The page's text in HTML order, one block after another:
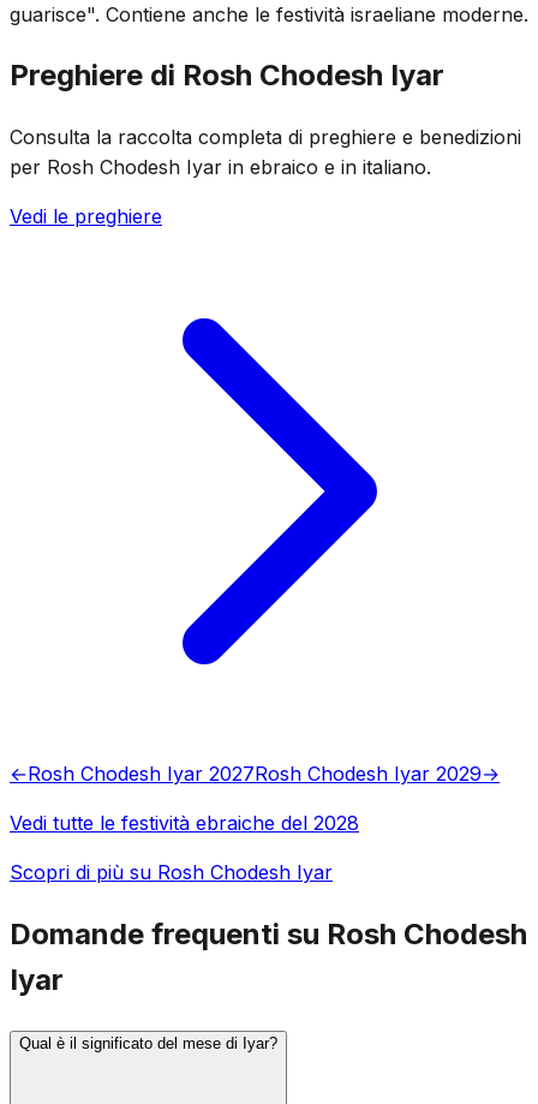
guarisce". Contiene anche le festività israeliane moderne.
Preghiere di Rosh Chodesh Iyar
Consulta la raccolta completa di preghiere e benedizioni
per Rosh Chodesh Iyar in ebraico e in italiano.
Vedi le preghiere
←Rosh Chodesh Iyar 2027Rosh Chodesh Iyar 2029→
Vedi tutte le festività ebraiche del 2028
Scopri di più su Rosh Chodesh Iyar
Domande frequenti su Rosh Chodesh
Iyar
Qual è il significato del mese di Iyar?